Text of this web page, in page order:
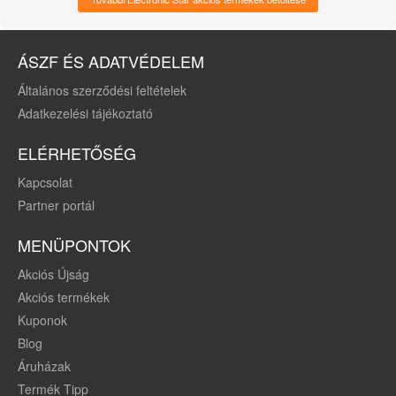
ÁSZF ÉS ADATVÉDELEM
Általános szerződési feltételek
Adatkezelési tájékoztató
ELÉRHETŐSÉG
Kapcsolat
Partner portál
MENÜPONTOK
Akciós Újság
Akciós termékek
Kuponok
Blog
Áruházak
Termék Tipp